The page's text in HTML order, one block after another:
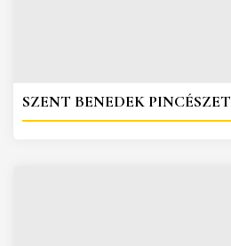
SZENT BENEDEK PINCÉSZET